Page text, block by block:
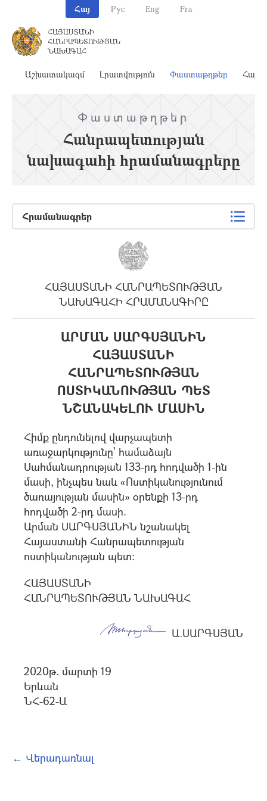
Հայ Рус Eng Fra
ՀԱՅԱՍՏԱՆԻ
ՀԱՆՐԱՊԵՏՈՒԹՅԱՆ
ՆԱԽԱԳԱՀ
Աշխատակազմ Լրատվություն Փաստաթղթեր
Փաստաթղթեր
Հանրապետության
նախագահի հրամանագրերը
Հրամանագրեր
ՀԱՅԱՍՏԱՆԻ ՀԱՆՐԱՊԵՏՈՒԹՅԱՆ
ՆԱԽԱԳԱՀԻ ՀՐԱՄԱՆԱԳԻՐԸ
ԱՐՄԱՆ ՍԱՐԳՍՅԱՆԻՆ
ՀԱՅԱՍՏԱՆԻ
ՀԱՆՐԱՊԵՏՈՒԹՅԱՆ
ՈՍՏԻԿԱՆՈՒԹՅԱՆ ՊԵՏ
ՆՇԱՆԱԿԵԼՈՒ ՄԱՍԻՆ
Հիմք ընդունելով վարչապետի
առաջարկությունը` համաձայն
Սահմանադրության 133-րդ հոդվածի 1-ին
մասի, ինչպես նաև «Ոստիկանությունում
ծառայության մասին» օրենքի 13-րդ
հոդվածի 2-րդ մասի.
Արման ՍԱՐԳՍՅԱՆԻՆ նշանակել
Հայաստանի Հանրապետության
ոստիկանության պետ:
ՀԱՅԱՍՏԱՆԻ
ՀԱՆՐԱՊԵՏՈՒԹՅԱՆ ՆԱԽԱԳԱՀ
Ա.ՍԱՐԳՍՅԱՆ
2020թ. մարտի 19
Երևան
ՆՀ-62-Ա
← Վերադառնալ